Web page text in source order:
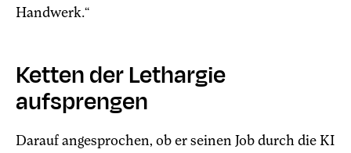
Handwerk.“
Ketten der Lethargie
aufsprengen
Darauf angesprochen, ob er seinen Job durch die KI